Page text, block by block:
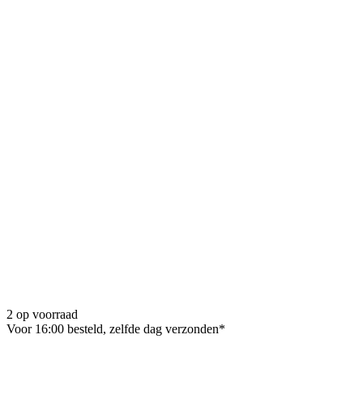
2 op voorraad
Voor 16:00 besteld, zelfde dag verzonden*